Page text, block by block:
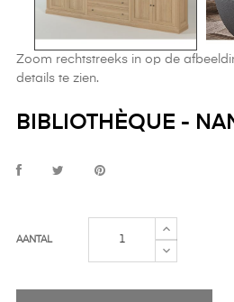
Zoom rechtstreeks in op de
details te zien.
BIBLIOTHÈQUE -
AANTAL